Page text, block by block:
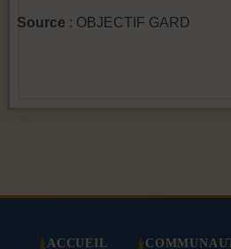
Source : OBJECTIF GARD
ACCUEIL